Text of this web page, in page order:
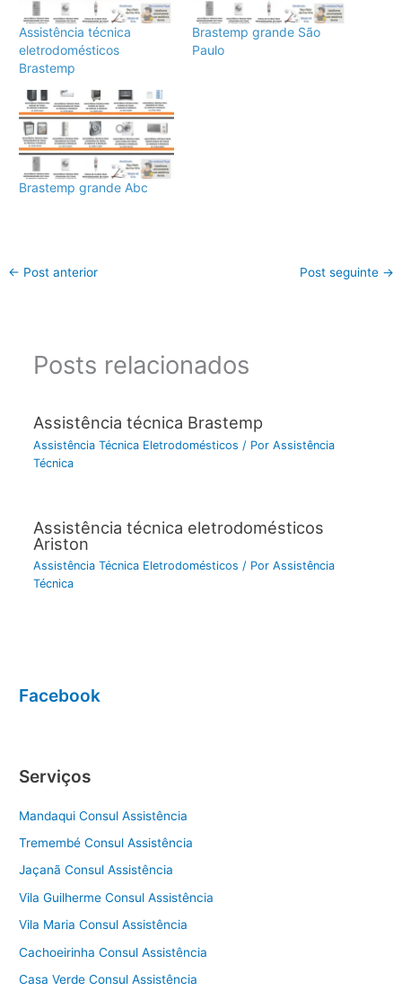
Assistência técnica
eletrodomésticos
Brastemp
Brastemp grande São
Paulo
Brastemp grande Abc
← Post anterior Post seguinte →
Posts relacionados
Assistência técnica Brastemp
Assistência Técnica Eletrodomésticos / Por Assistência
Técnica
Assistência técnica eletrodomésticos
Ariston
Assistência Técnica Eletrodomésticos / Por Assistência
Técnica
Facebook
Serviços
Mandaqui Consul Assistência
Tremembé Consul Assistência
Jaçanã Consul Assistência
Vila Guilherme Consul Assistência
Vila Maria Consul Assistência
Cachoeirinha Consul Assistência
Casa Verde Consul Assistência